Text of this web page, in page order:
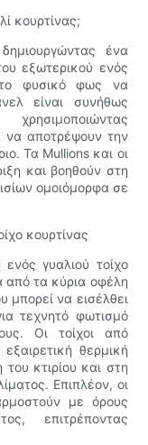
κουρτίνας;
ένα
εξωτερικού ενός
το φυσικό φως να
είναι συνήθως
να αποτρέψουν την
Τα Mullions και οι
και βοηθούν στη
ομοιόμορφα σε
κουρτίνας
γυαλιού τοίχο
από τα κύρια οφέλη
μπορεί να εισέλθει
τεχνητό φωτισμό
Οι τοίχοι από
θερμική
κτιρίου και στη
Επιπλέον, οι
με όρους
επιτρέποντας